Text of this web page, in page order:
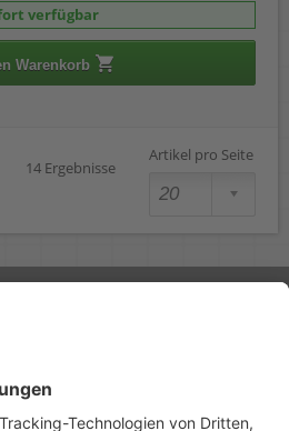
verfügbar
Warenkorb
14 Ergebnisse
Artikel pro Seite